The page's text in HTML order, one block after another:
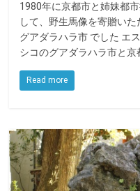
c
e
b
o
i
t
t
e
n
e
1980年に京都市と姉妹都
して、野生馬像を寄贈い
グアダラハラ市 でした エ
シコのグアダラハラ市と京
Read more